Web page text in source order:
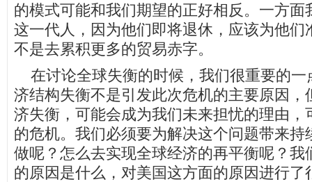
的模式可能和我们期望的正好相反。一方面
这一代人，因为他们即将退休，应该为他们
不是去累积更多的贸易赤字。
在讨论全球失衡的时候，我们很重要的一
济结构失衡不是引发此次危机的主要原因，
济失衡，可能会成为我们未来担忧的理由，
的危机。我们必须要为解决这个问题带来持
做呢？怎么去实现全球经济的再平衡呢？我
的原因是什么，对美国这方面的原因进行了